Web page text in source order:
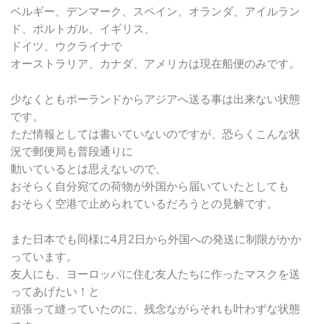
ベルギー、デンマーク、スペイン、オランダ、アイルラン
ド、ポルトガル、イギリス、
ドイツ、ウクライナで
オーストラリア、カナダ、アメリカは現在船便のみです。
少なくともポーランドからアジアへ送る事は出来ない状態
です。
ただ情報としては書いていないのですが、恐らくこんな状
況で郵便局も普段通りに
動いているとは思えないので、
おそらく自分宛ての荷物が外国から届いていたとしても
おそらく空港で止められているだろうとの見解です。
また日本でも同様に4月2日から外国への発送に制限がかか
っています。
友人にも、ヨーロッパに住む友人たちに作ったマスクを送
ってあげたい！と
頑張って縫っていたのに、残念ながらそれも叶わずな状態